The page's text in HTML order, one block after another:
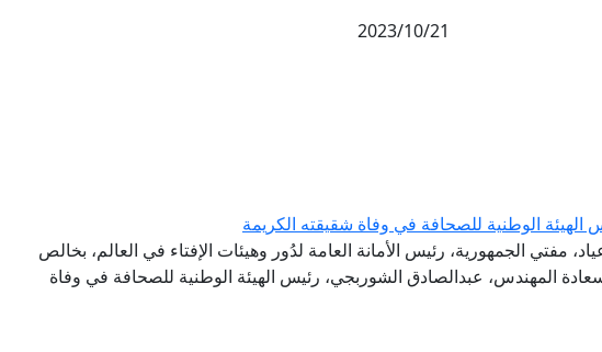
2023/10/21
الوطنية للصحافة في وفاة شقيقته الكريمة
مفتي الجمهورية، رئيس الأمانة العامة لدُور وهيئات الإفتاء في العالم، بخالص
المهندس، عبدالصادق الشوربجي، رئيس الهيئة الوطنية للصحافة في وفاة